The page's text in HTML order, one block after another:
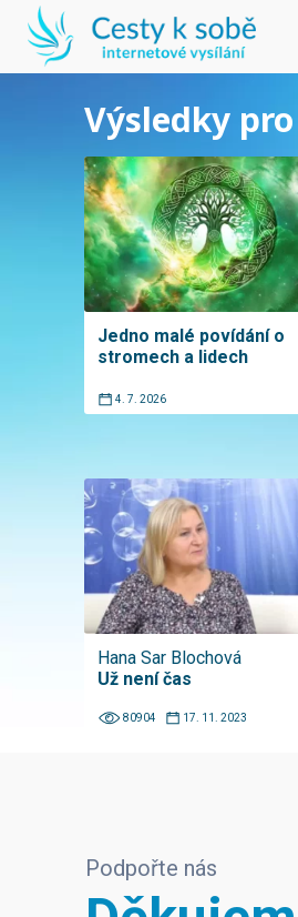
Výsledky
Jedno malé povídání o
stromech a lidech
4. 7. 2026
Hana Sar Blochová
Už není čas
80904 17. 11. 2023
Podpořte nás